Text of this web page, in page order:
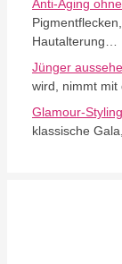
Anti-Aging
Hautalterung…
Jünger
wird, nimmt mit
Glamour-
klassische